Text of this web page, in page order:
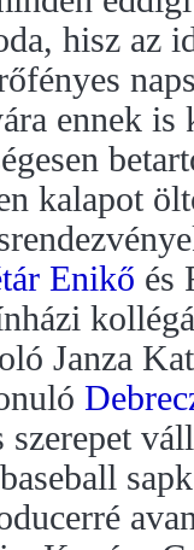
hisz az
ennek is
kalapot
Enikő és
Janza
szerepet